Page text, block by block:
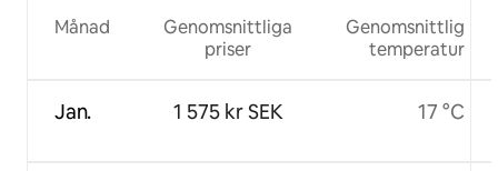
Månad
Jan.
Genomsnittliga
priser
1 575 kr SEK
Genomsnittlig
temperatur
17 °C